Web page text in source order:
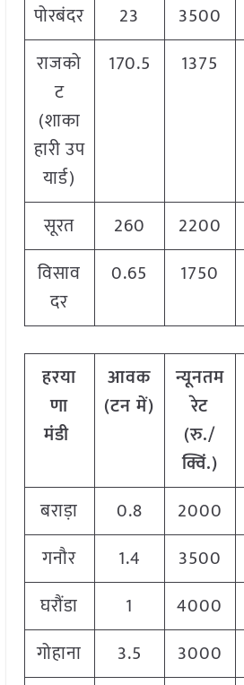
पोरबंदर
23 3500
राजको
ट
(शाका
हारी उप
यार्ड)
170.5 1375
सूरत 260 2200
विसाव
दर
0.65 1750
हरया
णा
मंडी
आवक
(टन में)
न्यूनतम
रेट
(रु./
क्विं.)
बराड़ा 0.8 2000
गनौर
1.4 3500
घरौंडा
1 4000
गोहाना
3.5 3000